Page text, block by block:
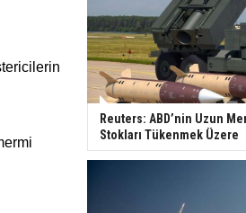
Reuters: ABD’nin Uzun
Stokları Tükenmek Üzere